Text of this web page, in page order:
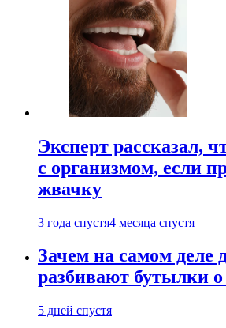
Эксперт рассказал,
с организмом, если
жвачку
3 года спустя4 месяца спустя
Зачем на самом деле
разбивают бутылки о
5 дней спустя